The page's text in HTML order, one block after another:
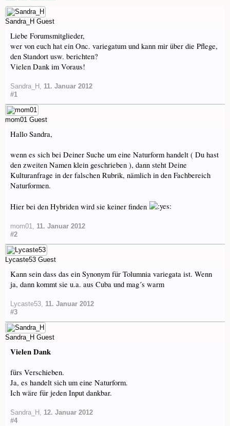
Sandra_H Guest
Liebe Forumsmitglieder,
wer von euch hat ein Onc. variegatum und kann mir über die Pflege,
den Standort usw. berichten?
Vielen Dank im Voraus!
Sandra_H , 11. Januar 2012
#1
mom01 Guest
Hallo Sandra,
wenn es sich bei Deiner Suche um eine Naturform handelt ( Du hast
den zweiten Namen klein geschrieben ), dann steht Deine
Kulturanfrage in der falschen Rubrik, nämlich in den Fachbereich
Naturformen.
Hier bei den Hybriden wird sie keiner finden
mom01, 11. Januar 2012
#2
Lycaste53 Guest
Kann sein dass das ein Synonym für Tolumnia variegata ist. Wenn
ja, dann kommt sie u.a. aus Cuba und mag´s warm
Lycaste53, 11. Januar 2012
#3
Sandra_H Guest
Vielen Dank
fürs Verschieben.
Ja, es handelt sich um eine Naturform.
Ich wäre für jeden Input dankbar.
Sandra_H , 12. Januar 2012
#4